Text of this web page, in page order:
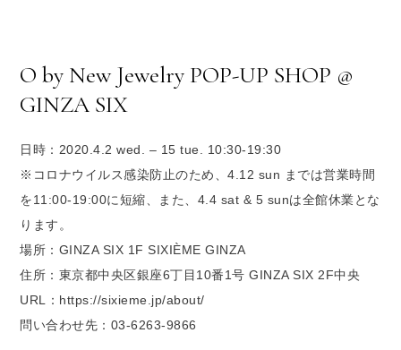
O by New Jewelry POP-UP SHOP @
GINZA SIX
日時：2020.4.2 wed. – 15 tue. 10:30-19:30
※コロナウイルス感染防止のため、4.12 sun までは営業時間
を11:00-19:00に短縮、また、4.4 sat & 5 sunは全館休業とな
ります。
場所：GINZA SIX 1F SIXIÈME GINZA
住所：東京都中央区銀座6丁目10番1号 GINZA SIX 2F中央
URL：https://sixieme.jp/about/
問い合わせ先：03-6263-9866